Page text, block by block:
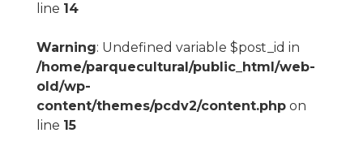
line 14
Warning: Undefined variable $post_id in
/home/parquecultural/public_html/web-
old/wp-
content/themes/pcdv2/content.phpon
line 15